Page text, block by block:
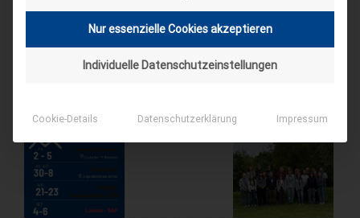
Nur essenzielle Cookies akzeptieren
Individuelle Datenschutzeinstellungen
Cookie-Details Datenschutzerklärung Impressum